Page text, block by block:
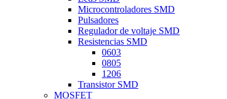
Microcontroladores SMD
Pulsadores
Regulador de voltaje SMD
Resistencias SMD
0603
0805
1206
Transistor SMD
MOSFET